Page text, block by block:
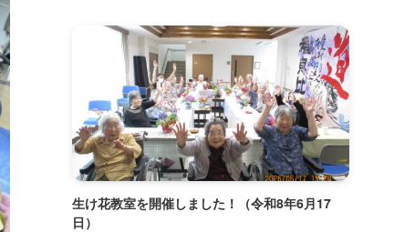
生け花教室を開催しました！（令和8年6月17
日）